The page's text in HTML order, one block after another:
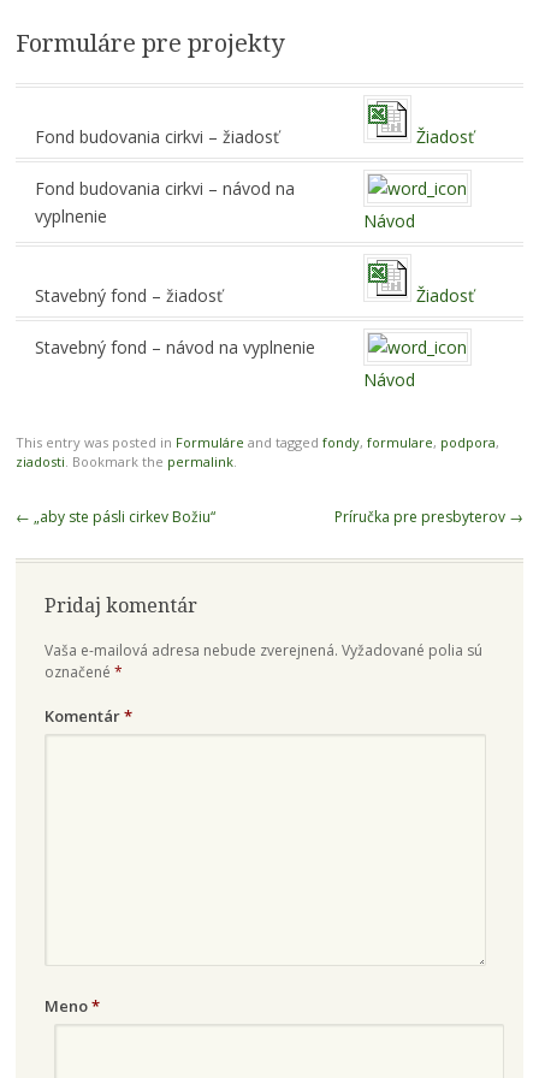
Formuláre pre projekty
Fond budovania cirkvi – žiadosť Žiadosť
Fond budovania cirkvi – návod na
vyplnenie
Návod
Stavebný fond – žiadosť Žiadosť
Stavebný fond – návod na vyplnenie
Návod
This entry was posted in Formuláre and tagged fondy, formulare, podpora,
ziadosti . Bookmark the permalink.
Post navigation
← „aby ste pásli cirkev Božiu“ Príručka pre presbyterov →
Pridaj komentár
Vaša e-mailová adresa nebude zverejnená. Vyžadované polia sú
označené *
Komentár*
Meno*